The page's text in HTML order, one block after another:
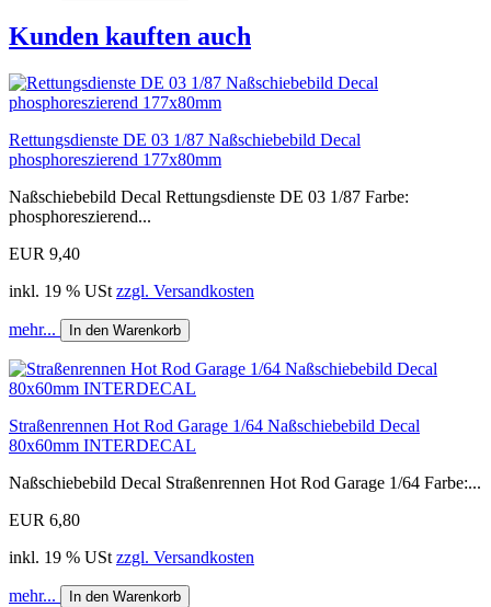
Kunden kauften auch
Rettungsdienste DE 03 1/87 Naßschiebebild Decal
phosphoreszierend 177x80mm
Naßschiebebild Decal Rettungsdienste DE 03 1/87 Farbe:
phosphoreszierend...
EUR 9,40
inkl. 19 % USt zzgl. Versandkosten
mehr... In den Warenkorb
Straßenrennen Hot Rod Garage 1/64 Naßschiebebild Decal
80x60mm INTERDECAL
Naßschiebebild Decal Straßenrennen Hot Rod Garage 1/64 Farbe:...
EUR 6,80
inkl. 19 % USt zzgl. Versandkosten
mehr... In den Warenkorb